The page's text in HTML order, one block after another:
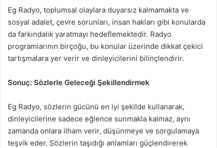
Eg Radyo, toplumsal olaylara duyarsız kalmamakta ve
sosyal adalet, çevre sorunları, insan hakları gibi konularda
da farkındalık yaratmayı hedeflemektedir. Radyo
programlarının birçoğu, bu konular üzerinde dikkat çekici
tartışmalara yer verir ve dinleyicilerini bilinçlendirir.
Sonuç: Sözlerle Geleceği Şekillendirmek
Eg Radyo, sözlerin gücünü en iyi şekilde kullanarak,
dinleyicilerine sadece eğlence sunmakla kalmaz, aynı
zamanda onlara ilham verir, düşünmeye ve sorgulamaya
teşvik eder. Sözlerin taşıdığı anlamları güçlendirerek